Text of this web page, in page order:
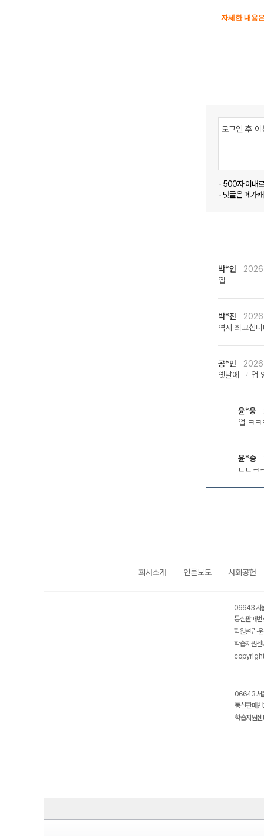
자세한 내용
- 500자 이내
- 댓글은 메가
박*인
옙
박*진
역시 최고십
공*민
옛날에 그 업
윤*웅
업 ㅋㅋ
윤*송
ㅌㅌㅋ
회사소개 언론보도 사회공헌
06643 서
통신판매
학원설립·
학습지원
06643 서
통신판매
학습지원